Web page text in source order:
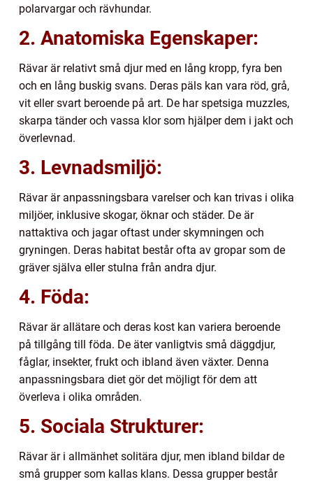
polarvargar och rävhundar.
2. Anatomiska Egenskaper:
Rävar är relativt små djur med en lång kropp, fyra ben
och en lång buskig svans. Deras päls kan vara röd, grå,
vit eller svart beroende på art. De har spetsiga muzzles,
skarpa tänder och vassa klor som hjälper dem i jakt och
överlevnad.
3. Levnadsmiljö:
Rävar är anpassningsbara varelser och kan trivas i olika
miljöer, inklusive skogar, öknar och städer. De är
nattaktiva och jagar oftast under skymningen och
gryningen. Deras habitat består ofta av gropar som de
gräver själva eller stulna från andra djur.
4. Föda:
Rävar är allätare och deras kost kan variera beroende
på tillgång till föda. De äter vanligtvis små däggdjur,
fåglar, insekter, frukt och ibland även växter. Denna
anpassningsbara diet gör det möjligt för dem att
överleva i olika områden.
5. Sociala Strukturer:
Rävar är i allmänhet solitära djur, men ibland bildar de
små grupper som kallas klans. Dessa grupper består